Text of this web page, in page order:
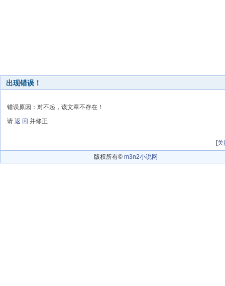
出现错误！
错误原因：对不起，该文章不存在！
请 返 回 并修正
[关
版权所有© m3n2小说网